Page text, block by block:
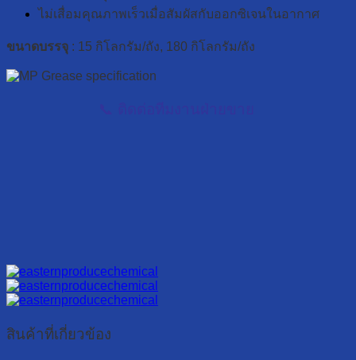
ไม่เสื่อมคุณภาพเร็วเมื่อสัมผัสกับออกซิเจนในอากาศ
ขนาดบรรจุ : 15 กิโลกรัม/ถัง, 180 กิโลกรัม/ถัง
สินค้าที่เกี่ยวข้อง